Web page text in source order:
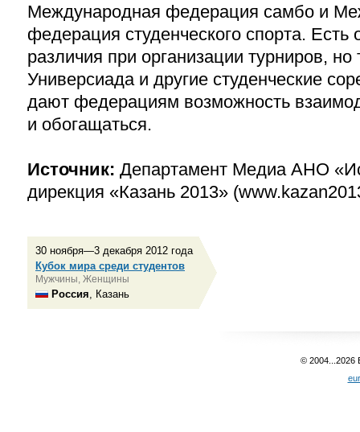
Международная федерация самбо и
федерация студенческого спорта. Есть
различия при организации турниров,
Универсиада и другие студенческие
дают федерациям возможность
и обогащаться.
Источник: Департамент Медиа АНО
дирекция «Казань 2013»
30 ноября—3 декабря 2012 года
Кубок мира среди студентов
Мужчины, Женщины
Россия , Казань
© 2004...2026